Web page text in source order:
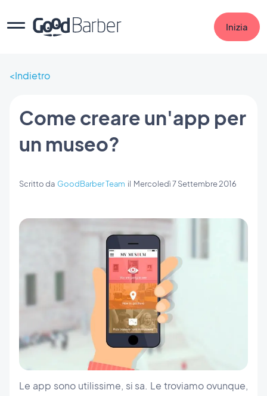
Inizia
Indietro
Come creare un'app per
un museo?
Scritto da GoodBarber Team il Mercoledì 7 Settembre 2016
Le app sono utilissime, si sa. Le troviamo ovunque,